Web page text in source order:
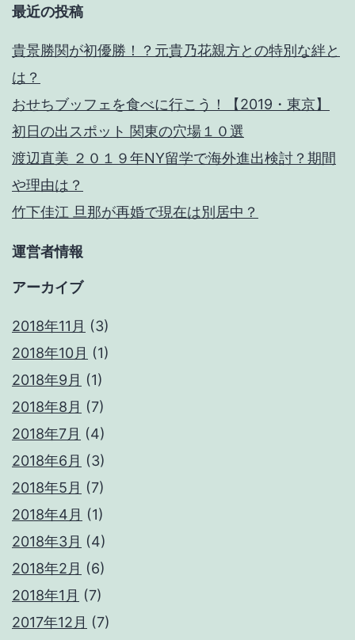
最近の投稿
貴景勝関が初優勝！？元貴乃花親方との特別な絆と
は？
おせちブッフェを食べに行こう！【2019・東京】
初日の出スポット 関東の穴場１０選
渡辺直美 ２０１９年NY留学で海外進出検討？期間
や理由は？
竹下佳江 旦那が再婚で現在は別居中？
運営者情報
アーカイブ
2018年11月 (3)
2018年10月 (1)
2018年9月 (1)
2018年8月 (7)
2018年7月 (4)
2018年6月 (3)
2018年5月 (7)
2018年4月 (1)
2018年3月 (4)
2018年2月 (6)
2018年1月 (7)
2017年12月 (7)